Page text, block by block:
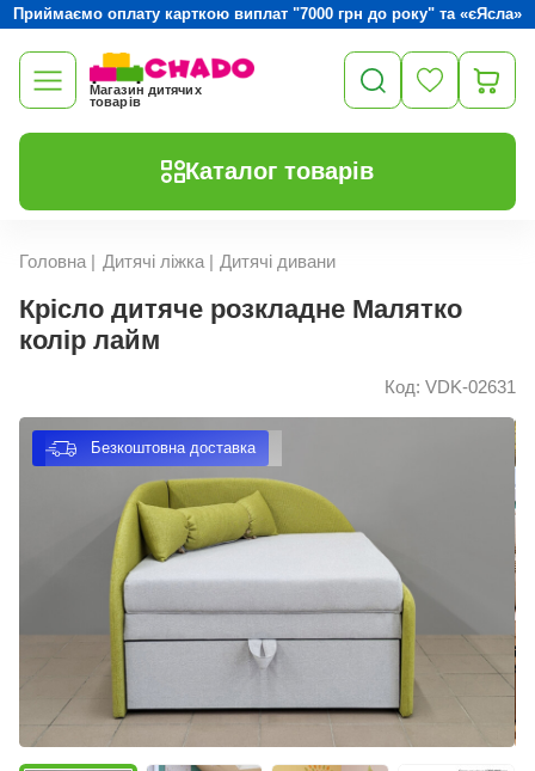
Приймаємо оплату карткою виплат "7000 грн до року" та «єЯсла»
Магазин дитячих
товарів
Каталог товарів
Головна | Дитячі ліжка| Дитячі дивани
Крісло дитяче розкладне Малятко
колір лайм
Код: VDK-02631
Безкоштовна доставка